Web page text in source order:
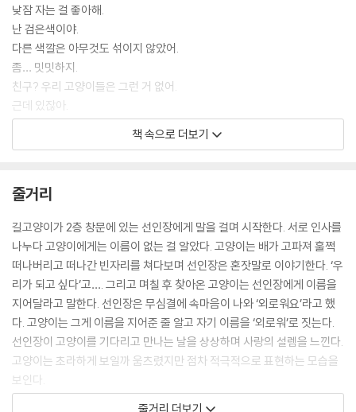
낮잠 자는 걸 좋아해.
난 검은색이야.
다른 색깔은 아무것도 섞이지 않았어.
좀… 밋밋하지.
친구? 우리 고양이들은 그런 거 없어.
근데 있잖아.
네 이름은 뭐야?
고양이가 이대로 가버리는 게 싫었습니다.
하지만 땡큐는
고양이를 따라갈 발도
고양이를 잡을 손도
고양이를 잡을 용기도
배고픈 고양이에게 줄 음식도 없었습니다.
땡큐는 뾰족한 가시가 촘촘히 박혀 있는
그냥 선인장일 뿐이니까요.
--- p.25
그것은 상처였다.
책 속으로 더보기
줄거리
길고양이가 2층 창문에 있는 선인장에게 말을 걸며 시작한다. 서로 인사를
나누다 고양이에게는 이름이 없는 걸 알았다. 고양이는 배가 고파져 훌쩍
떠나버리고 떠나간 빈자리를 쳐다보며 선인장은 혼잣말로 이야기한다. ‘우
리가 되고 싶다’고…. 그리고 며칠 후 찾아온 고양이는 선인장에게 이름을
지어달라고 말한다. 선인장은 무심결에 속마음이 나와 ‘외로워요’라고 했
다. 고양이는 그게 이름을 지어준 줄 알고 자기 이름을 ‘외로워’로 짓는다.
선인장이 고양이를 기다리고 만나는 날을 상상하며 사랑의 설렘을 느낀다.
고양이는 초라하게 보일까 움츠렸지만 점차 적극적으로 표현하는 모습을
보인다.
선인장의 가슴 아픈 사연과 고양이가 선인장을 왜 사랑하게 되었는지 뒷이
줄거리 더보기